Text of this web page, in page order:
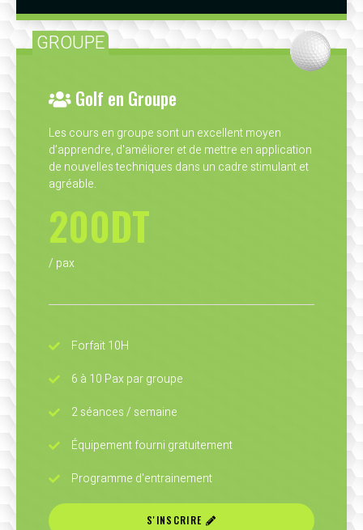
GROUPE
Golf en Groupe
Les cours en groupe sont un excellent moyen
d’apprendre, d'améliorer et de mettre en application
de nouvelles techniques dans un cadre stimulant et
agréable.
200DT
/ pax
Forfait 10H
6 à 10 Pax par groupe
2 séances / semaine
Équipement fourni gratuitement
Programme d'entrainement
S'INSCRIRE